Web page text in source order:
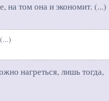
на том она и экономит. (...)
...)
нагреться, лишь тогда,